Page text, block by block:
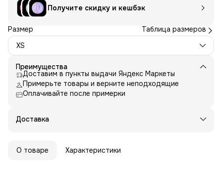
Получите скидку и кешбэк
Размер
Таблица размеров
XS
Преимущества
Доставим в пункты выдачи Яндекс Маркеты
Примерьте товары и верните неподходящие
Оплачивайте после примерки
Доставка
О товаре Характеристики